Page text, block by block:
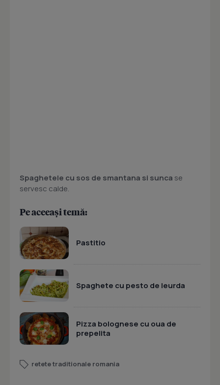
Spaghetele cu sos de smantana si sunca se
servesc calde.
Pe aceeași temă:
Pastitio
Spaghete cu pesto de leurda
Pizza bolognese cu oua de
prepelita
retete traditionale romania